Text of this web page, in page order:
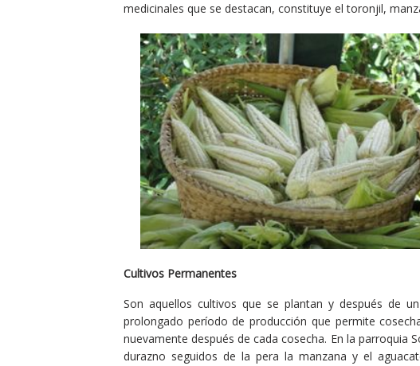
medicinales que se destacan, constituye el toronjil,
Cultivos Permanentes
Son aquellos cultivos que se plantan y después de
prolongado período de producción que permite
nuevamente después de cada cosecha. En la parroquia
durazno seguidos de la pera la manzana y el